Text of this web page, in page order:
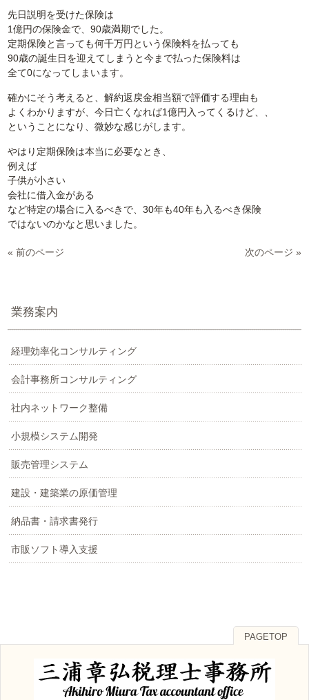
先日説明を受けた保険は
1億円の保険金で、90歳満期でした。
定期保険と言っても何千万円という保険料を払っても
90歳の誕生日を迎えてしまうと今まで払った保険料は
全て0になってしまいます。
確かにそう考えると、解約返戻金相当額で評価する理由も
よくわかりますが、今日亡くなれば1億円入ってくるけど、、
ということになり、微妙な感じがします。
やはり定期保険は本当に必要なとき、
例えば
子供が小さい
会社に借入金がある
など特定の場合に入るべきで、30年も40年も入るべき保険
ではないのかなと思いました。
« 前のページ 次のページ »
業務案内
経理効率化コンサルティング
会計事務所コンサルティング
社内ネットワーク整備
小規模システム開発
販売管理システム
建設・建築業の原価管理
納品書・請求書発行
市販ソフト導入支援
PAGETOP